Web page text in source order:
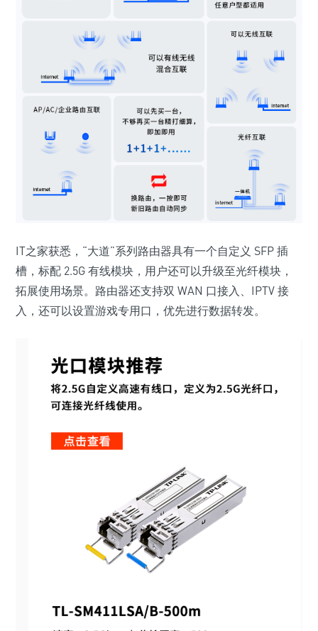
IT之家获悉，“大道”系列路由器具有一个自定义 SFP 插
槽， 标配 2.5G 有线模块 ，用户还可以升级至光纤模块，
拓展使用场景。路由器还支持双 WAN 口接入、IPTV 接
入，还可以设置游戏专用口，优先进行数据转发。